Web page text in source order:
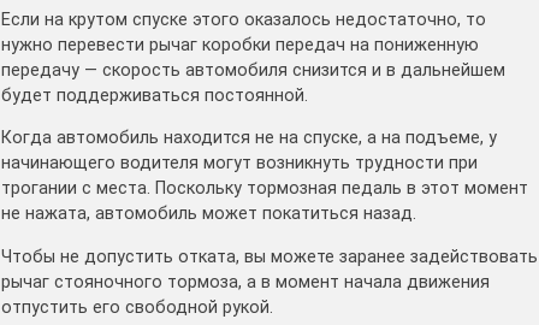
Если на крутом спуске этого оказалось недостаточно, то
нужно перевести рычаг коробки передач на пониженную
передачу — скорость автомобиля снизится и в дальнейшем
будет поддерживаться постоянной.
Когда автомобиль находится не на спуске, а на подъеме, у
начинающего водителя могут возникнуть трудности при
трогании с места. Поскольку тормозная педаль в этот момент
не нажата, автомобиль может покатиться назад.
Чтобы не допустить отката, вы можете заранее задействовать
рычаг стояночного тормоза, а в момент начала движения
отпустить его свободной рукой.